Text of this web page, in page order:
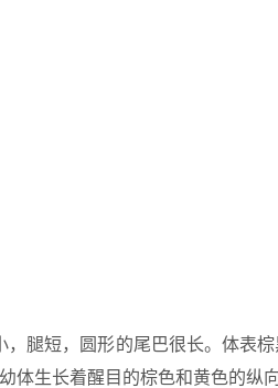
，腿短，圆形的尾巴很长。体表
体生长着醒目的棕色和黄色的纵向